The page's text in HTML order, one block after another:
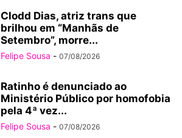
Clodd Dias, atriz trans que
brilhou em “Manhãs de
Setembro”, morre...
Felipe Sousa - 07/08/2026
Ratinho é denunciado ao
Ministério Público por homofobia
pela 4ª vez...
Felipe Sousa - 07/08/2026